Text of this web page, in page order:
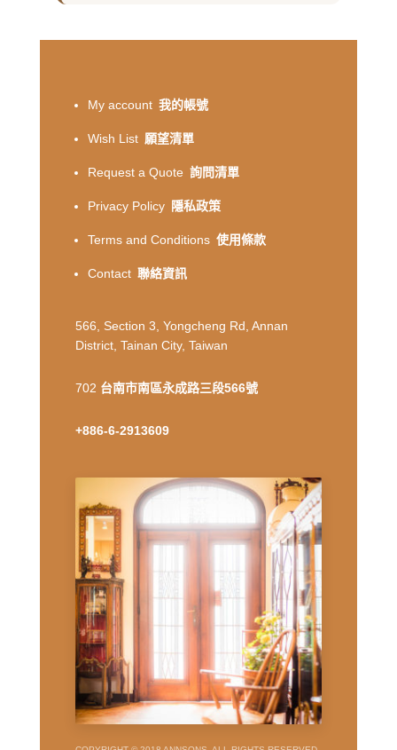
My account 我的帳號
Wish List 願望清單
Request a Quote 詢問清單
Privacy Policy 隱私政策
Terms and Conditions 使用條款
Contact 聯絡資訊
566, Section 3, Yongcheng Rd, Annan
District, Tainan City, Taiwan
702 台南市南區永成路三段566號
+886-6-2913609